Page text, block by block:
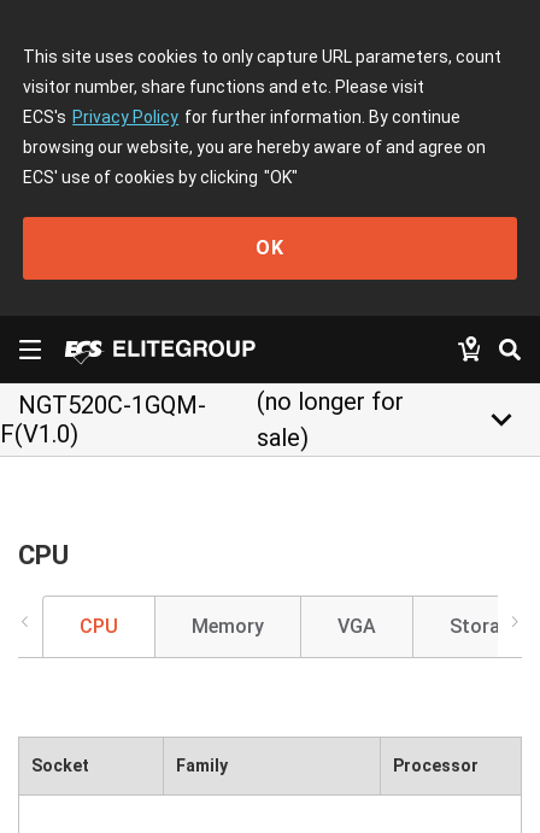
This site uses cookies to only capture URL parameters, count
visitor number, share functions and etc. Please visit
ECS's Privacy Policy for further information. By continue
browsing our website, you are hereby aware of and agree on
ECS' use of cookies by clicking "OK"
OK
NGT520C-1GQM-
F(V1.0)
(no longer for
sale)
keyboard_arrow_down
CPU
CPU Memory VGA Storage
Socket Family Processor